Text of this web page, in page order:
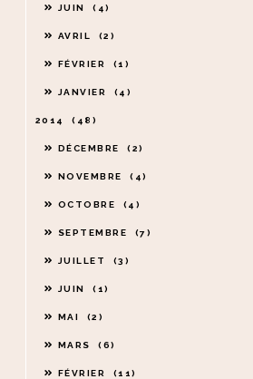
JUIN 4
AVRIL 2
FÉVRIER 1
JANVIER 4
2014 48
DÉCEMBRE 2
NOVEMBRE 4
OCTOBRE 4
SEPTEMBRE 7
JUILLET 3
JUIN 1
MAI 2
MARS 6
FÉVRIER 11